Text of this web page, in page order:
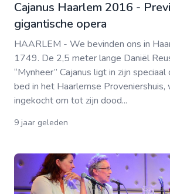
Cajanus Haarlem 2016 -
gigantische opera
HAARLEM - We bevinden ons in
1749. De 2,5 meter lange Daniël
“Mynheer” Cajanus ligt in zijn
bed in het Haarlemse Proveniershuis,
ingekocht om tot zijn dood...
9 jaar geleden